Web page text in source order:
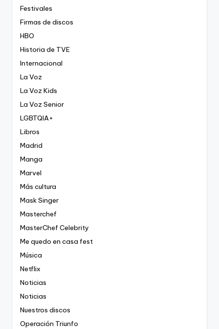
Festivales
Firmas de discos
HBO
Historia de TVE
Internacional
La Voz
La Voz Kids
La Voz Senior
LGBTQIA+
Libros
Madrid
Manga
Marvel
Más cultura
Mask Singer
Masterchef
MasterChef Celebrity
Me quedo en casa fest
Música
Netflix
Noticias
Noticias
Nuestros discos
Operación Triunfo